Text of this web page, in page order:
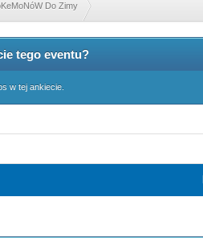
Do Zimy
tego eventu?
w tej ankiecie.